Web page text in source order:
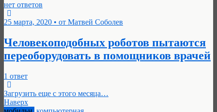
нет ответов
25 марта, 2020 • от Матвей Соболев
Человекоподобных роботов пытаются
переоборудовать в помощников врачей
1 ответ
Загрузить еще с этого месяца…
Наверх